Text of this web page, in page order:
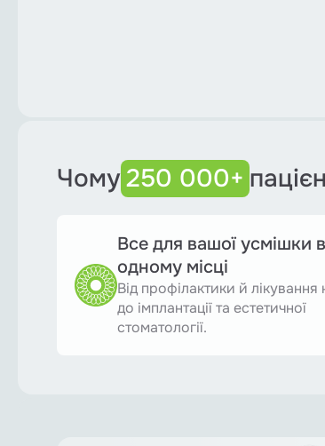
Чому250 000+
Все для вашої усмішки в
одному місці
Від профілактики й лікування
до імплантації та естетичної
стоматології.